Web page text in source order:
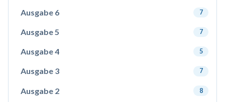
Ausgabe 6 7
Ausgabe 5 7
Ausgabe 4 5
Ausgabe 3 7
Ausgabe 2 8